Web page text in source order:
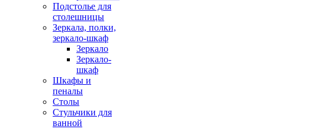
Подстолье для
столешницы
Зеркала, полки,
зеркало-шкаф
Зеркало
Зеркало-
шкаф
Шкафы и
пеналы
Столы
Стульчики для
ванной